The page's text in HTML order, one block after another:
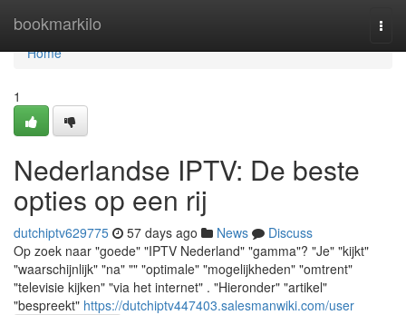
bookmarkilo
Home
Home
1
Nederlandse IPTV: De beste
opties op een rij
dutchiptv629775 57 days ago News
Discuss
Op zoek naar "goede" "IPTV Nederland" "gamma"? "Je" "kijkt"
"waarschijnlijk" "na" "" "optimale" "mogelijkheden" "omtrent"
"televisie kijken" "via het internet" . "Hieronder" "artikel"
"bespreekt" https://dutchiptv447403.salesmanwiki.com/user